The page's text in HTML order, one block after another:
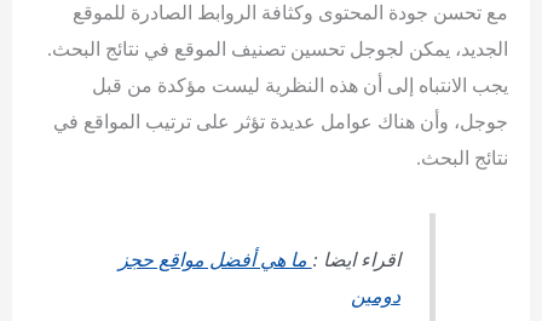
مع تحسن جودة المحتوى وكثافة الروابط الصادرة للموقع
الجديد، يمكن لجوجل تحسين تصنيف الموقع في نتائج البحث.
يجب الانتباه إلى أن هذه النظرية ليست مؤكدة من قبل
جوجل، وأن هناك عوامل عديدة تؤثر على ترتيب المواقع في
نتائج البحث.
اقراء ايضا : ما هي أفضل مواقع حجز
دومين